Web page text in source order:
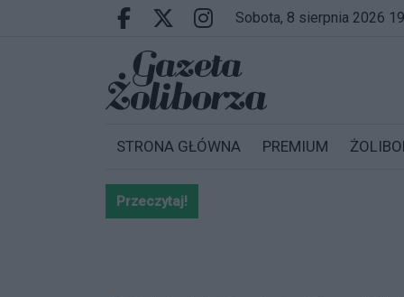
Przejdź do głównych treści
Przejdź do wyszukiwarki
Przejdź do głównego menu
Facebook.com
X.comInstagram.com
sobota, 8 sierpnia 2026
STRONA GŁÓWNA PREMIUM
Przeczytaj!